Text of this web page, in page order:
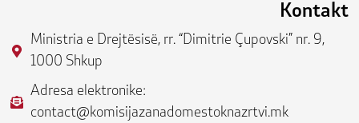
b
k
-
t
g
r
a
m
e
o
e
Kontakt
Ministria e Drejtësisë, rr. “Dimitrie Çupovski” nr. 9,
1000 Shkup
Adresa elektronike:
contact@komisijazanadomestoknazrtvi.mk